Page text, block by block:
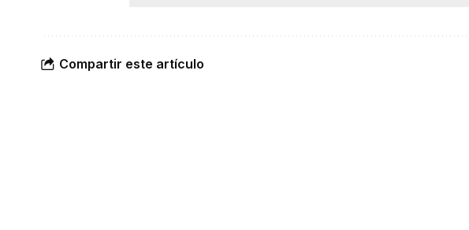
Compartir este artículo